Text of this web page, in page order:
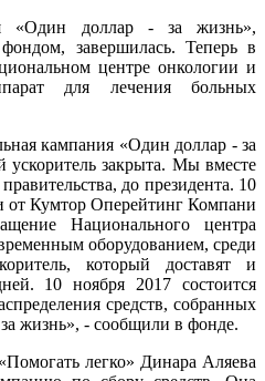
«Один доллар - за жизнь»,
завершилась. Теперь в
центре онкологии и
для лечения больных
кампания «Один доллар - за
закрыта. Мы вместе
до президента. 10
Кумтор Оперейтинг Компани
Национального центра
оборудованием, среди
который доставят и
10 ноября 2017 состоится
средств, собранных
жизнь», - сообщили в фонде.
легко» Динара Аляева